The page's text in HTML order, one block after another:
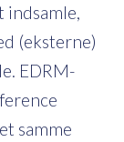
indsamle,
(eksterne)
EDRM-
samme